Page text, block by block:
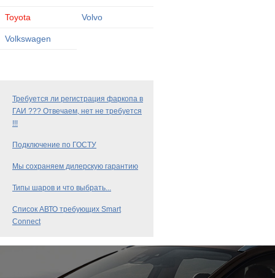
Toyota Volvo
Volkswagen
Требуется ли регистрация фаркопа в
ГАИ ??? Отвечаем, нет не требуется
!!!
Подключение по ГОСТУ
Мы сохраняем дилерскую гарантию
Типы шаров и что выбрать...
Список АВТО требующих Smart
Connect